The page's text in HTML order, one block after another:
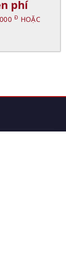
phí
Đ HOẶC